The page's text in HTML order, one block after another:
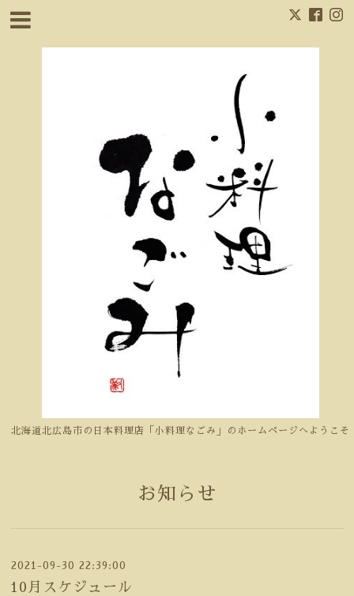
北海道北広島市の日本料理店「小料理なごみ」のホームページへようこそ
お知らせ
2021-09-30 22:39:00
10月スケジュール